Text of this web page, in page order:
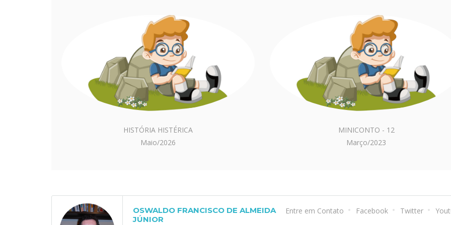
HISTÓRIA HISTÉRICA
Maio/2026
MINICONTO - 12
Março/2023
Entre em Contato Facebook Twitter
OSWALDO FRANCISCO DE ALMEIDA
JÚNIOR